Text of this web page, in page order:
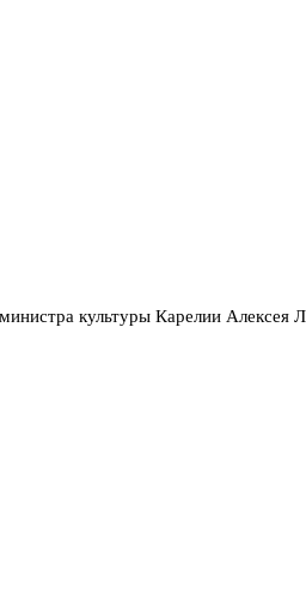
культуры Карелии Алексея